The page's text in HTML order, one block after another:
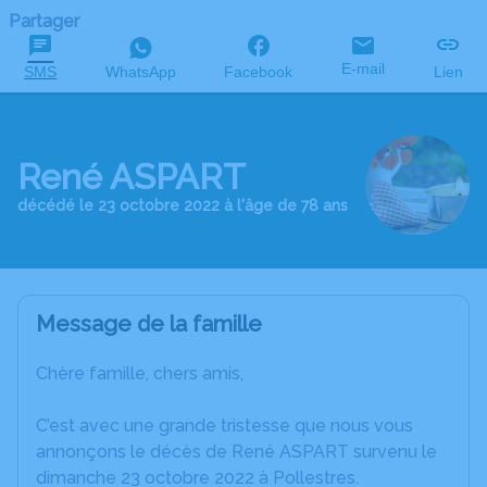
Partager
SMS WhatsApp Facebook E-mail Lien
René ASPART
décédé le 23 octobre 2022 à l'âge de 78 ans
Message de la famille
Chère famille, chers amis,
C’est avec une grande tristesse que nous vous
annonçons le décès de René ASPART survenu le
dimanche 23 octobre 2022 à Pollestres.